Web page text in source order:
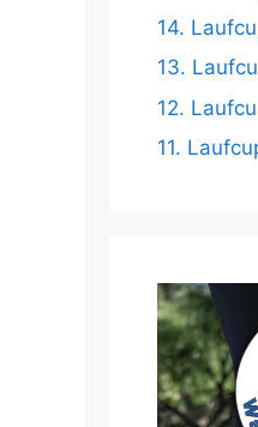
14.
13.
12.
11.